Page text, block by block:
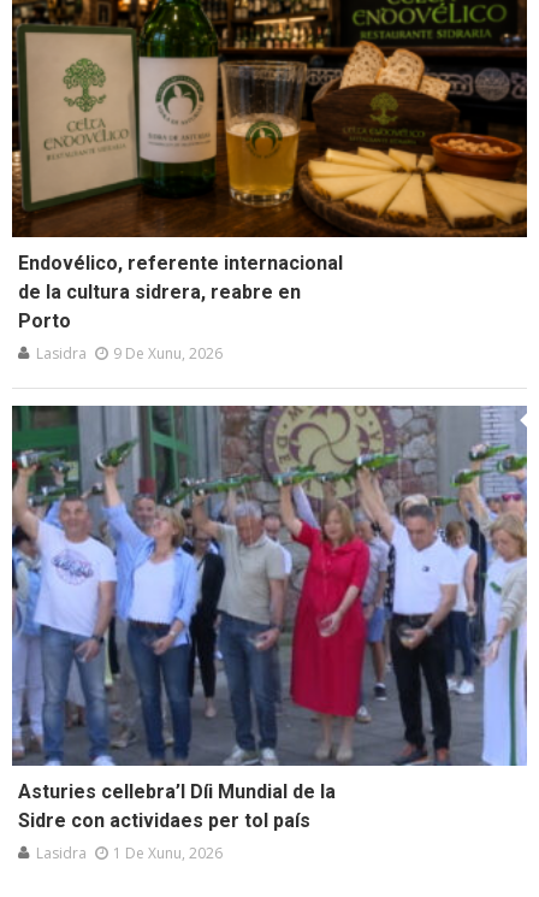
Endovélico, referente internacional
de la cultura sidrera, reabre en
Porto
Lasidra 9 De Xunu, 2026
Asturies cellebra’l Díi Mundial de la
Sidre con actividaes per tol país
Lasidra 1 De Xunu, 2026